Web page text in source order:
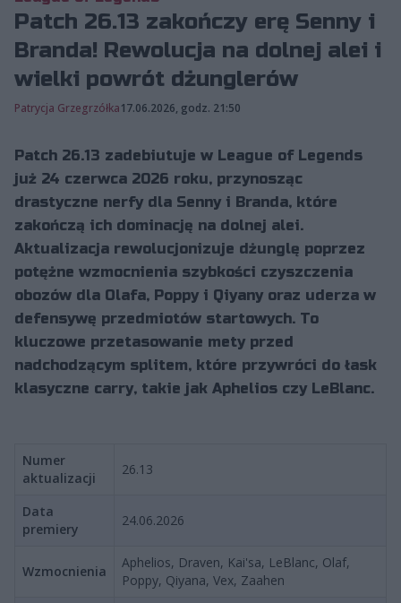
Patch 26.13 zakończy erę Senny i
Branda! Rewolucja na dolnej alei i
wielki powrót dżunglerów
Patrycja Grzegrzółka17.06.2026, godz. 21:50
Patch 26.13 zadebiutuje w League of Legends
już 24 czerwca 2026 roku, przynosząc
drastyczne nerfy dla Senny i Branda, które
zakończą ich dominację na dolnej alei.
Aktualizacja rewolucjonizuje dżunglę poprzez
potężne wzmocnienia szybkości czyszczenia
obozów dla Olafa, Poppy i Qiyany oraz uderza w
defensywę przedmiotów startowych. To
kluczowe przetasowanie mety przed
nadchodzącym splitem, które przywróci do łask
klasyczne carry, takie jak Aphelios czy LeBlanc.
Numer
aktualizacji
26.13
Data
premiery
24.06.2026
Wzmocnienia
Aphelios, Draven, Kai'sa, LeBlanc, Olaf,
Poppy, Qiyana, Vex, Zaahen